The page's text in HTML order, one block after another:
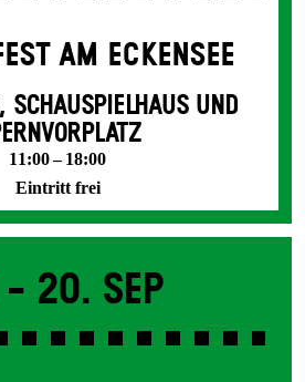
AM ECKENSEE
SCHAUSPIELHAUS UND
11:00 – 18:00
Eintritt frei
- 20. Sep